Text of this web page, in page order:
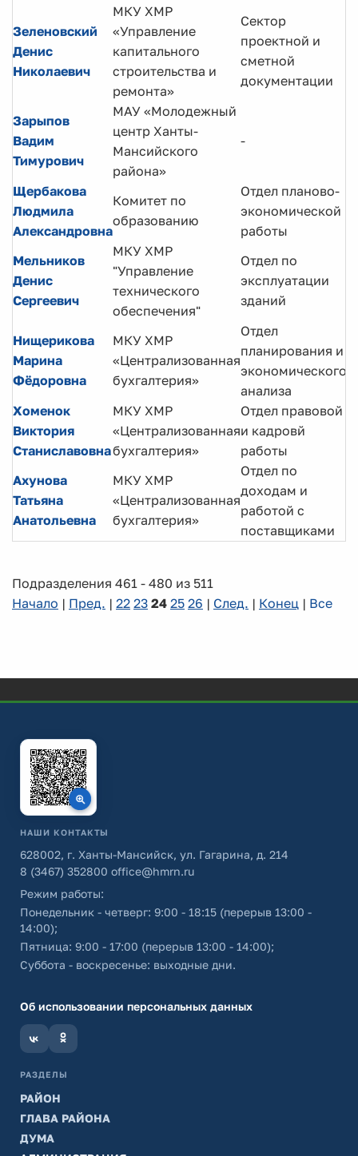
Зеленовский
Денис
Николаевич
МКУ ХМР
«Управление
капитального
строительства и
ремонта»
Сектор
проектной и
сметной
документации
Зарыпов
Вадим
Тимурович
МАУ «Молодежный
центр Ханты-
Мансийского
района»
-
Щербакова
Людмила
Александровна
Комитет по
образованию
Отдел планово-
экономической
работы
Мельников
Денис
Сергеевич
МКУ ХМР
"Управление
технического
обеспечения"
Отдел по
эксплуатации
зданий
Нищерикова
Марина
Фёдоровна
МКУ ХМР
«Централизованная
бухгалтерия»
Отдел
планирования и
экономического
анализа
Хоменок
Виктория
Станиславовна
МКУ ХМР
«Централизованная
бухгалтерия»
Отдел правовой
и кадровй
работы
Ахунова
Татьяна
Анатольевна
МКУ ХМР
«Централизованная
бухгалтерия»
Отдел по
доходам и
работой с
поставщиками
Подразделения 461 - 480 из 511
Начало | Пред. | 22 23 24 25 26 | След. | Конец | Все
НАШИ КОНТАКТЫ
628002, г. Ханты-Мансийск, ул. Гагарина, д. 214
8 (3467) 352800 office@hmrn.ru
Режим работы:
Понедельник - четверг: 9:00 - 18:15 (перерыв 13:00 -
14:00);
Пятница: 9:00 - 17:00 (перерыв 13:00 - 14:00);
Суббота - воскресенье: выходные дни.
Об использовании персональных данных
РАЗДЕЛЫ
РАЙОН
ГЛАВА РАЙОНА
ДУМА